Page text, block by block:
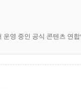
영 중인 공식 콘텐츠 연합